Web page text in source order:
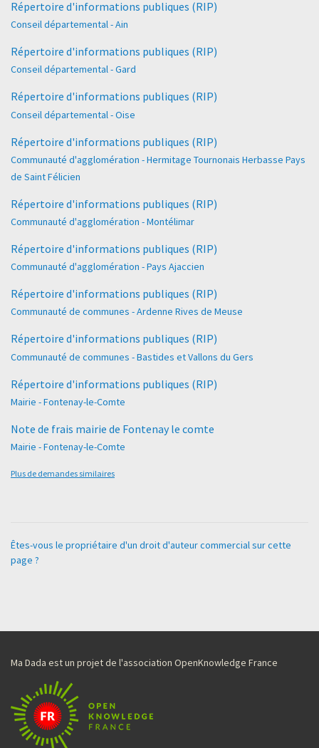
Répertoire d'informations publiques (RIP)
Conseil départemental - Ain
Répertoire d'informations publiques (RIP)
Conseil départemental - Gard
Répertoire d'informations publiques (RIP)
Conseil départemental - Oise
Répertoire d'informations publiques (RIP)
Communauté d'agglomération - Hermitage Tournonais Herbasse Pays
de Saint Félicien
Répertoire d'informations publiques (RIP)
Communauté d'agglomération - Montélimar
Répertoire d'informations publiques (RIP)
Communauté d'agglomération - Pays Ajaccien
Répertoire d'informations publiques (RIP)
Communauté de communes - Ardenne Rives de Meuse
Répertoire d'informations publiques (RIP)
Communauté de communes - Bastides et Vallons du Gers
Répertoire d'informations publiques (RIP)
Mairie - Fontenay-le-Comte
Note de frais mairie de Fontenay le comte
Mairie - Fontenay-le-Comte
Plus de demandes similaires
Êtes-vous le propriétaire d'un droit d'auteur commercial sur cette
page ?
Ma Dada est un projet de l'association OpenKnowledge France